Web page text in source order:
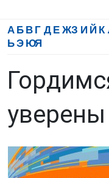
АБВГ ДЕЖЗ И Й К
ЬЭЮЯ